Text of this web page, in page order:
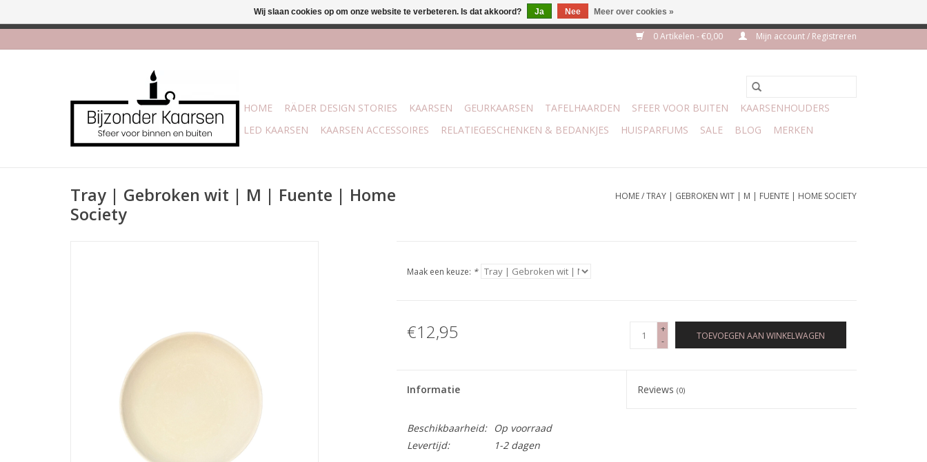
0 Artikelen - €0,00 Mijn account / Registreren
HOME RÄDER DESIGN STORIES KAARSEN GEURKAARSEN TAFELHAARDEN SFEER VOOR BUITEN
KAARSENHOUDERS
LED KAARSEN
KAARSEN ACCESSOIRES RELATIEGESCHENKEN & BEDANKJES HUISPARFUMS SALE BLOG MERKEN
Tray | Gebroken wit | M | Fuente | Home
Society
HOME/TRAY | GEBROKEN WIT | M | FUENTE | HOME SOCIETY
Maak een keuze: *
€12,95
+
-
TOEVOEGEN AAN WINKELWAGEN
Informatie Reviews(0)
Beschikbaarheid:
Op voorraad
Levertijd:
1-2 dagen
Wij slaan cookies op om onze website te verbeteren. Is dat akkoord? Ja Nee Meer over cookies »
Afhalen is mogelijk bij mijn winkel Trotz | Belvederelaan 107 Zwolle | 27 juli t/m 3 aug VAKANTIE